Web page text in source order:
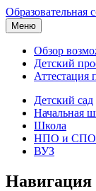
Образовательная
Меню
Обзор
Детский
Аттестация
Детский сад
Начальная
Школа
НПО и СПО
ВУЗ
Навигация